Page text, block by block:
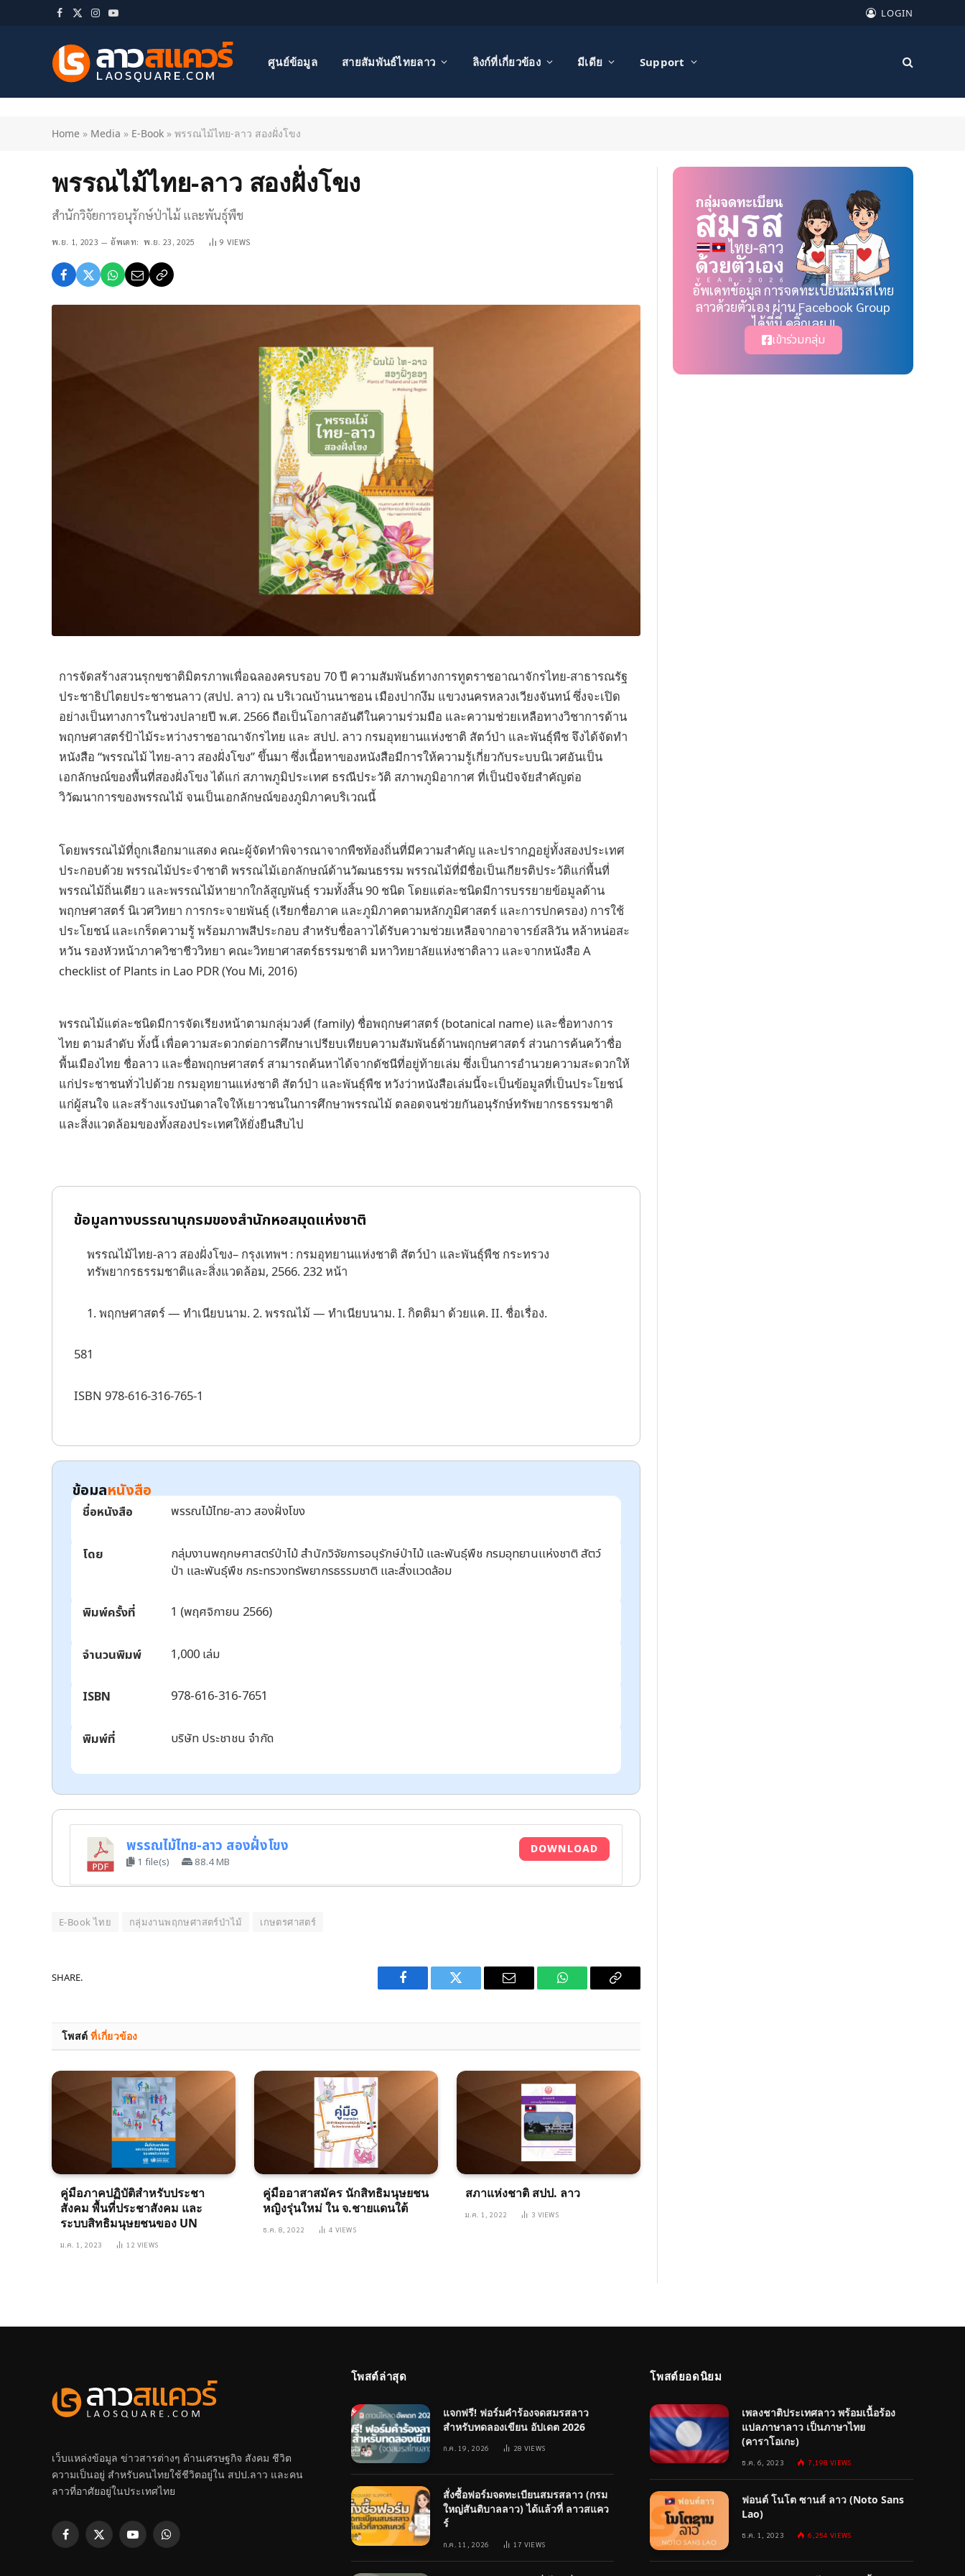
Facebook
X
Instagram
YouTube LOGIN
ศูนย์ข้อมูล สายสัมพันธ์ไทยลาว ลิงก์ที่เกี่ยวข้อง มีเดีย Support
Home » Media » E-Book » พรรณไม้ไทย-ลาว สองฝั่งโขง
พรรณไม้ไทย-ลาว สองฝั่งโขง
สำนักวิจัยการอนุรักษ์ป่าไม้ และพันธุ์พืช
พ.ย. 1, 2023 อัพเดท: พ.ย. 23, 2025 9 VIEWS
การจัดสร้างสวนรุกขชาติมิตรภาพเพื่อฉลองครบรอบ 70 ปี ความสัมพันธ์ทางการทูตราชอาณาจักรไทย-สาธารณรัฐ
ประชาธิปไตยประชาชนลาว (สปป. ลาว) ณ บริเวณบ้านนาชอน เมืองปากงึม แขวงนครหลวงเวียงจันทน์ ซึ่งจะเปิด
อย่างเป็นทางการในช่วงปลายปี พ.ศ. 2566 ถือเป็นโอกาสอันดีในความร่วมมือ และความช่วยเหลือทางวิชาการด้าน
พฤกษศาสตร์ป้าไม้ระหว่างราชอาณาจักรไทย และ สปป. ลาว กรมอุทยานแห่งชาติ สัตว์ป่า และพันธุ์พืช จึงได้จัดทำ
หนังสือ “พรรณไม้ ไทย-ลาว สองฝั่งโขง” ขึ้นมา ซึ่งเนื้อหาของหนังสือมีการให้ความรู้เกี่ยวกับระบบนิเวศอันเป็น
เอกลักษณ์ของพื้นที่สองฝั่งโขง ได้แก่ สภาพภูมิประเทศ ธรณีประวัติ สภาพภูมิอากาศ ที่เป็นปัจจัยสำคัญต่อ
วิวัฒนาการของพรรณไม้ จนเป็นเอกลักษณ์ของภูมิภาคบริเวณนี้
โดยพรรณไม้ที่ถูกเลือกมาแสดง คณะผู้จัดทำพิจารณาจากพืชท้องถิ่นที่มีความสำคัญ และปรากฏอยู่ทั้งสองประเทศ
ประกอบด้วย พรรณไม้ประจำชาติ พรรณไม้เอกลักษณ์ด้านวัฒนธรรม พรรณไม้ที่มีชื่อเป็นเกียรติประวัติแก่พื้นที่
พรรณไม้ถิ่นเดียว และพรรณไม้หายากใกล้สูญพันธุ์ รวมทั้งสิ้น 90 ชนิด โดยแต่ละชนิดมีการบรรยายข้อมูลด้าน
พฤกษศาสตร์ นิเวศวิทยา การกระจายพันธุ์ (เรียกชื่อภาค และภูมิภาคตามหลักภูมิศาสตร์ และการปกครอง) การใช้
ประโยชน์ และเกร็ดความรู้ พร้อมภาพสีประกอบ สำหรับชื่อลาวได้รับความช่วยเหลือจากอาจารย์สลิวัน หล้าหน่อสะ
หวัน รองหัวหน้าภาควิชาชีววิทยา คณะวิทยาศาสตร์ธรรมชาติ มหาวิทยาลัยแห่งชาติลาว และจากหนังสือ A
checklist of Plants in Lao PDR (You Mi, 2016)
พรรณไม้แต่ละชนิดมีการจัดเรียงหน้าตามกลุ่มวงศ์ (family) ชื่อพฤกษศาสตร์ (botanical name) และชื่อทางการ
ไทย ตามลำดับ ทั้งนี้ เพื่อความสะดวกต่อการศึกษาเปรียบเทียบความสัมพันธ์ด้านพฤกษศาสตร์ ส่วนการค้นคว้าชื่อ
พื้นเมืองไทย ชื่อลาว และชื่อพฤกษศาสตร์ สามารถค้นหาได้จากดัชนีที่อยู่ท้ายเล่ม ซึ่งเป็นการอำนวยความสะดวกให้
แก่ประชาชนทั่วไปด้วย กรมอุทยานแห่งชาติ สัตว์ป่า และพันธุ์พืช หวังว่าหนังสือเล่มนี้จะเป็นข้อมูลที่เป็นประโยชน์
แก่ผู้สนใจ และสร้างแรงบันดาลใจให้เยาวชนในการศึกษาพรรณไม้ ตลอดจนช่วยกันอนุรักษ์ทรัพยากรธรรมชาติ
และสิ่งแวดล้อมของทั้งสองประเทศให้ยั่งยืนสืบไป
ข้อมูลทางบรรณานุกรมของสำนักหอสมุดแห่งชาติ
พรรณไม้ไทย-ลาว สองฝั่งโขง– กรุงเทพฯ : กรมอุทยานแห่งชาติ สัตว์ป่า และพันธุ์พืช กระทรวง
ทรัพยากรธรรมชาติและสิ่งแวดล้อม, 2566. 232 หน้า
1. พฤกษศาสตร์ — ทำเนียบนาม. 2. พรรณไม้ — ทำเนียบนาม. I. กิตติมา ด้วยแค. II. ชื่อเรื่อง.
581
ISBN 978-616-316-765-1
ข้อมูลหนังสือ
ชื่อหนังสือ พรรณไม้ไทย-ลาว สองฝั่งโขง
โดย
กลุ่มงานพฤกษศาสตร์ป่าไม้ สำนักวิจัยการอนุรักษ์ป่าไม้ และพันธุ์พืช กรมอุทยานแห่งชาติ สัตว์
ป่า และพันธุ์พืช กระทรวงทรัพยากรธรรมชาติ และสิ่งแวดล้อม
พิมพ์ครั้งที่ 1 (พฤศจิกายน 2566)
จำนวนพิมพ์ 1,000 เล่ม
ISBN 978-616-316-7651
พิมพ์ที่ บริษัท ประชาชน จำกัด
ดาวน์โหลดพรรณไม้ไทย-ลาว สองฝั่งโขง
1 file(s) 88.4 MB
DOWNLOAD
E-Book ไทย กลุ่มงานพฤกษศาสตร์ป่าไม้ เกษตรศาสตร์
SHARE.
Facebook Twitter Email WhatsAppCopy
โพสต์ที่เกี่ยวข้อง
คู่มือภาคปฏิบัติสำหรับประชา
สังคม พื้นที่ประชาสังคม และ
ระบบสิทธิมนุษยชนของ UN
ม.ค. 1, 2023 12 VIEWS
คู่มืออาสาสมัคร นักสิทธิมนุษยชน
หญิงรุ่นใหม่ ใน จ.ชายแดนใต้
ธ.ค. 8, 2022 4 VIEWS
สภาแห่งชาติ สปป. ลาว
ม.ค. 1, 2022 3 VIEWS
อัพเดทข้อมูล การจดทะเบียนสมรสไทย
ลาวด้วยตัวเอง ผ่าน Facebook Group
ได้ที่นี่ คลิ๊กเลย !!
เข้าร่วมกลุ่ม
เว็บแหล่งข้อมูล ข่าวสารต่างๆ ด้านเศรษฐกิจ สังคม ชีวิต
ความเป็นอยู่ สำหรับคนไทยใช้ชีวิตอยู่ใน สปป.ลาว และคน
ลาวที่อาศัยอยู่ในประเทศไทย
Facebook
X
YouTubeWhatsApp
โพสต์ล่าสุด
แจกฟรี! ฟอร์มคำร้องจดสมรสลาว
สำหรับทดลองเขียน อัปเดต 2026
ก.ค. 19, 2026 28 VIEWS
สั่งซื้อฟอร์มจดทะเบียนสมรสลาว (กรม
ใหญ่สันติบาลลาว) ได้แล้วที่ ลาวสแคว
ร์
ก.ค. 11, 2026 17 VIEWS
โพสต์ยอดนิยม
เพลงชาติประเทศลาว พร้อมเนื้อร้อง
แปลภาษาลาว เป็นภาษาไทย
(คาราโอเกะ)
ธ.ค. 6, 2023 7,198VIEWS
ฟอนต์ โนโต ซานส์ ลาว (Noto Sans
Lao)
ธ.ค. 1, 2023 6,254VIEWS